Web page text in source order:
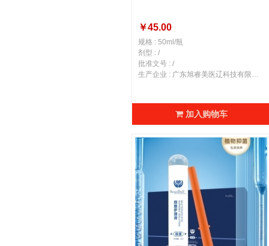
￥45.00
规格 : 50ml/瓶
剂型 : /
批准文号 : /
生产企业 : 广东旭睿美医辽科技有限公司
加入购物车